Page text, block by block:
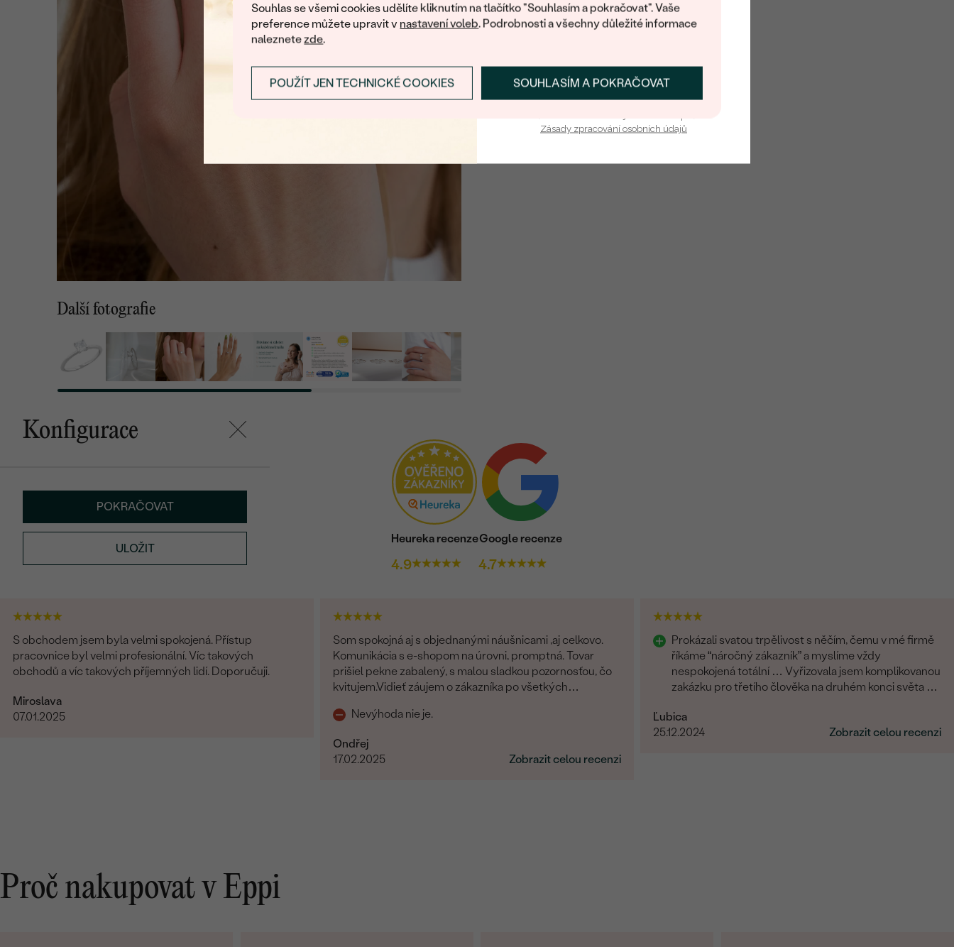
Souhlas se všemi cookies udělíte kliknutím na tlačítko "Souhlasím a pokračovat". Vaše
preference můžete upravit v nastavení voleb. Podrobnosti a všechny důležité informace
naleznetezde.
SOUHLASÍM A POKRAČOVAT
POUŽÍT JEN TECHNICKÉ COOKIES
Další fotografie
Konfigurace
POKRAČOVAT
ULOŽIT
Heureka recenze
4.9
Google recenze
4.7
S obchodem jsem byla velmi spokojená. Přístup
pracovnice byl velmi profesionální. Víc takových
obchodů a víc takových příjemných lidí. Doporučuji.
Miroslava
07.01.2025
Som spokojná aj s objednanými náušnicami ,aj celkovo.
Komunikácia s e-shopom na úrovni, promptná. Tovar
prišiel pekne zabalený, s malou sladkou pozornosťou, čo
kvitujem.Vidieť záujem o zákazníka po všetkých
Nevýhoda nie je.
Ondřej
17.02.2025
Zobrazit celou recenzi
Prokázali svatou trpělivost s něčím, čemu v mé firmě
říkáme “náročný zákazník” a myslíme vždy
nespokojená totální … Vyřizovala jsem komplikovanou
zakázku pro třetího člověka na druhém konci světa a
Ľubica
25.12.2024
Zobrazit celou recenzi
Proč nakupovat v Eppi
PŘIHLÁSIT SE A ZÍSKAT SLEVU
Zásady zpracování osobních údajů